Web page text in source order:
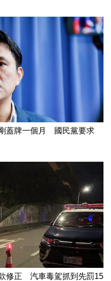
蓋牌一個月 國民黨要求
修正 汽車毒駕抓到先罰15